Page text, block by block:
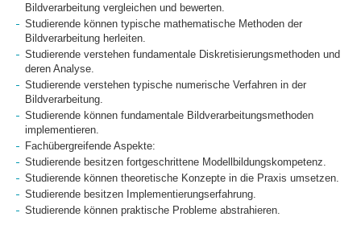
Bildverarbeitung vergleichen und bewerten.
Studierende können typische mathematische Methoden der
Bildverarbeitung herleiten.
Studierende verstehen fundamentale Diskretisierungsmethoden und
deren Analyse.
Studierende verstehen typische numerische Verfahren in der
Bildverarbeitung.
Studierende können fundamentale Bildverarbeitungsmethoden
implementieren.
Fachübergreifende Aspekte:
Studierende besitzen fortgeschrittene Modellbildungskompetenz.
Studierende können theoretische Konzepte in die Praxis umsetzen.
Studierende besitzen Implementierungserfahrung.
Studierende können praktische Probleme abstrahieren.